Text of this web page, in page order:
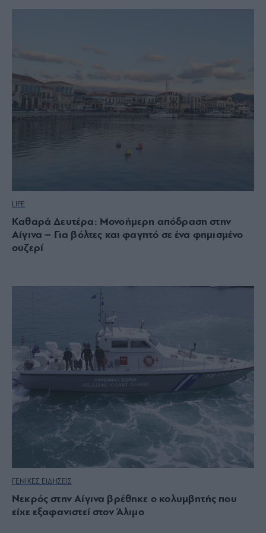
LIFE
Καθαρά Δευτέρα: Μονοήμερη απόδραση στην
Αίγινα – Για βόλτες και φαγητό σε ένα φημισμένο
ουζερί
ΓΕΝΙΚΕΣ ΕΙΔΗΣΕΙΣ
Νεκρός στην Αίγινα βρέθηκε ο κολυμβητής που
είχε εξαφανιστεί στον Άλιμο